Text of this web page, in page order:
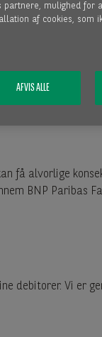
- enten med eller
fordel af et bedre
i forhold til
få alvorlige
BNP Paribas
debitorer. Vi er
partnere, mulighed for
af cookies, som
AFVIS ALLE